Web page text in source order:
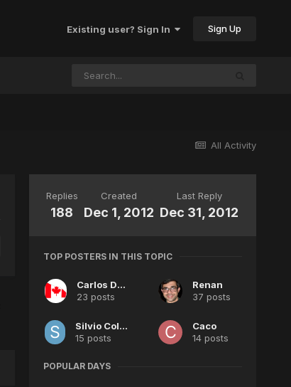
Existing user? Sign In Sign Up
All Activity
Replies
188
Created
Dec 1, 2012
Last Reply
Dec 31, 2012
TOP POSTERS IN THIS TOPIC
Carlos Dias
23 posts
Renan
37 posts
Silvio Coletty
15 posts
Caco
14 posts
POPULAR DAYS